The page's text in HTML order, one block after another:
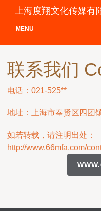
上海度翔文化传媒有
MENU
联系我们
电话：021-525**
地址：上海市奉贤区四团
如若转载，请注明出处：
http://www.66mfa.com/